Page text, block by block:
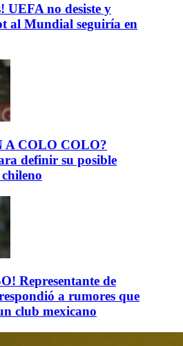
UEFA no desiste y
al Mundial seguiría en
A COLO COLO?
definir su posible
Representante de
a rumores que
club mexicano